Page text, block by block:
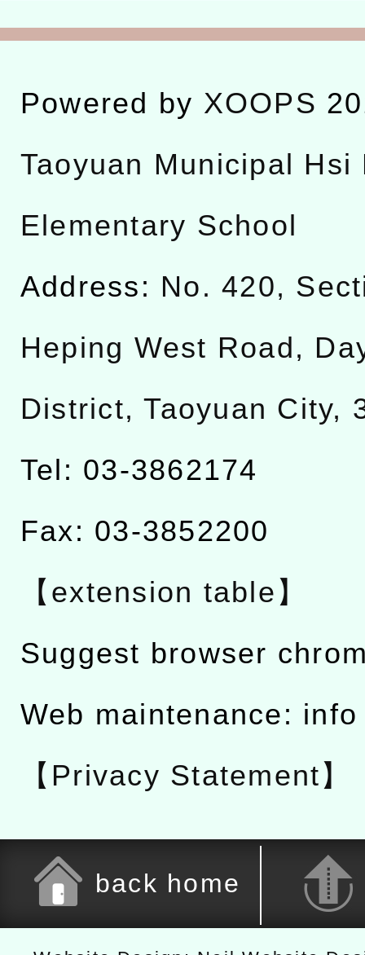
Powered by XOOPS
Taoyuan Municipal Hsi
Elementary School
Address: No. 420,
Heping West Road,
District, Taoyuan City,
Tel: 03-3862174
Fax: 03-3852200
【extension table】
Suggest browser
Web maintenance:
【Privacy Statement】
back home